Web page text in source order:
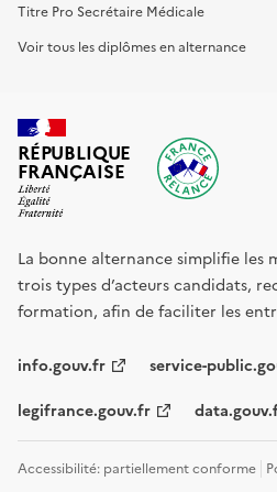
Titre Pro Secrétaire Médicale
Voir tous les diplômes en alternance
RÉPUBLIQUE
FRANÇAISE
La bonne alternance simplifie les
trois types d’acteurs candidats,
formation, afin de faciliter les
info.gouv.fr service-
legifrance.gouv.fr
Accessibilité: partiellement conforme